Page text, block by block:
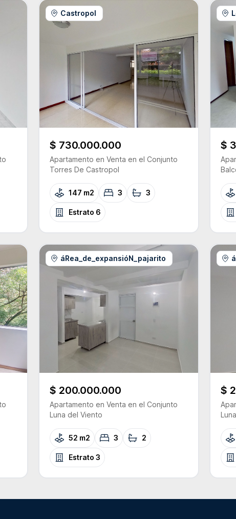
Castropol
$ 730.000.000
Apartamento en Venta en el Conjunto
Torres De Castropol
147 m2 3 3
Estrato 6
$
áRea_de_expansióN_pajarito
$ 200.000.000
Apartamento en Venta en el Conjunto
Luna del Viento
52 m2 3 2
Estrato 3
$